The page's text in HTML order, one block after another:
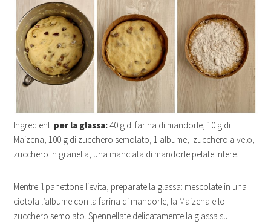
Ingredienti per la glassa:40 g di farina di mandorle, 10 g di
Maizena, 100 g di zucchero semolato, 1 albume, zucchero a velo,
zucchero in granella, una manciata di mandorle pelate intere.
Mentre il panettone lievita, preparate la glassa: mescolate in una
ciotola l’albume con la farina di mandorle, la Maizena e lo
zucchero semolato. Spennellate delicatamente la glassa sul